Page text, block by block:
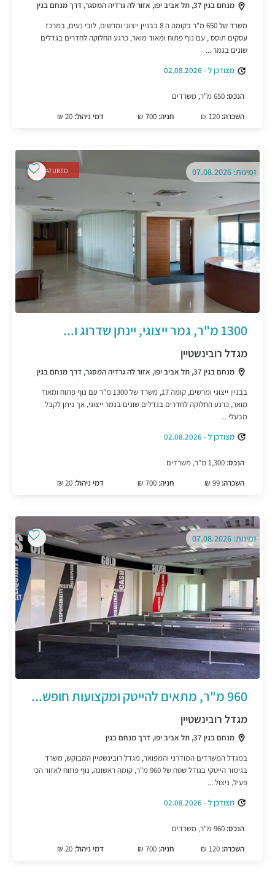
מנחם בגין 37, תל אביב יפו, אזור לה גרדיה המסגר, דרך מנחם בגין
משרד של 650 מ"ר בקומה ה 8 בבניין ייצוגי ומרשים, לובי נעים, במרכז
עסקים תוסס , עם נוף פתוח ומאוד מואר, כרגע החלוקה לחדרים בגדלים
שונים בגמר ...
מצודכן ל - 02.08.2026
הנכס:
השכרה:
חניה: 700 ₪ דמי ניהול:
זמינות: 07.08.2026 FEATURED
1300 מ"ר, גמר ייצוגי, יינתן שדרוג ו...
מגדל רובינשטיין
מנחם בגין 37, תל אביב יפו, אזור לה גרדיה המסגר, דרך מנחם בגין
בבניין ייצוגי ומרשים, קומה 17, משרד של 1300 מ"ר עם נוף פתוח ומאוד
מואר, כרגע החלוקה לחדרים בגדלים שונים בגמר ייצוגי, אך ניתן לקבל
מבעלי ...
מצודכן ל - 02.08.2026
הנכס:
השכרה:
חניה: 700 ₪ דמי ניהול:
זמינות: 07.08.2026
960 מ"ר, מתאים להייטק ומקצועות חופש...
מגדל רובינשטיין
מנחם בגין 37, תל אביב יפו, דרך מנחם בגין
במגדל המשרדים המודרני והמפואר, מגדל רובינשטיין המבוקש, משרד
בגימור הייטקי בגודל שטח של 960 מ"ר, קומה ראשונה, נוף פתוח לאזור הכי
פעיל, ניצול ...
מצודכן ל - 02.08.2026
הנכס:
השכרה:
חניה: 700 ₪ דמי ניהול: